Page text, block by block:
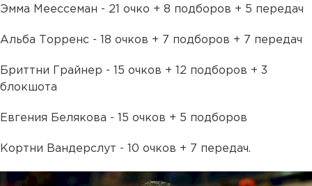
Эмма Меессеман - 21 очко + 8 подборов + 5 передач
Альба Торренс - 18 очков + 7 подборов + 7 передач
Бриттни Грайнер - 15 очков + 12 подборов + 3
блокшота
Евгения Белякова - 15 очков + 5 подборов
Кортни Вандерслут - 10 очков + 7 передач.